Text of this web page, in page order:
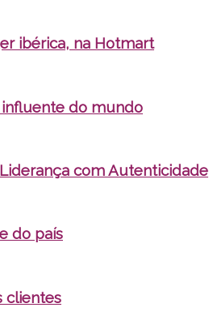
ibérica, na Hotmart
do mundo
com Autenticidade
do país
clientes